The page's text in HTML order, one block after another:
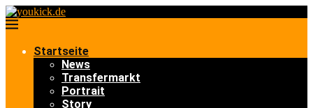
Startseite
News
Transfermarkt
Portrait
Story